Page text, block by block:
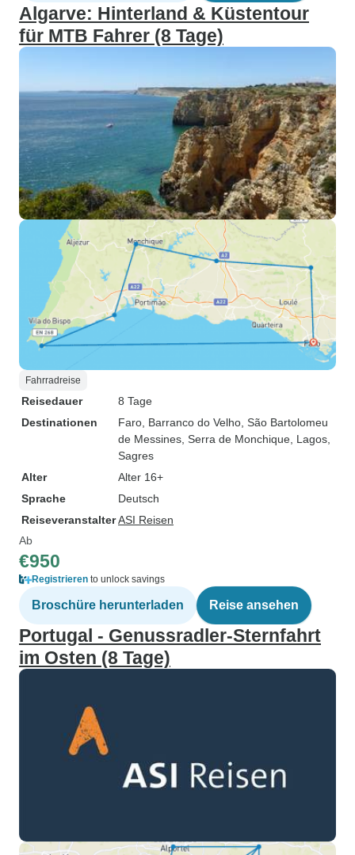
Algarve: Hinterland & Küstentour
für MTB Fahrer (8 Tage)
Fahrradreise
Reisedauer
8 Tage
Destinationen
Faro , Barranco do Velho , São Bartolomeu
de Messines , Serra de Monchique , Lagos
Sagres
Alter
Alter 16+
Sprache
Deutsch
ReiseveranstalterASI Reisen
Ab
€950
Registrieren to unlock savings
Broschüre herunterladen Reise ansehen
Portugal - Genussradler-Sternfahrt
im Osten (8 Tage)